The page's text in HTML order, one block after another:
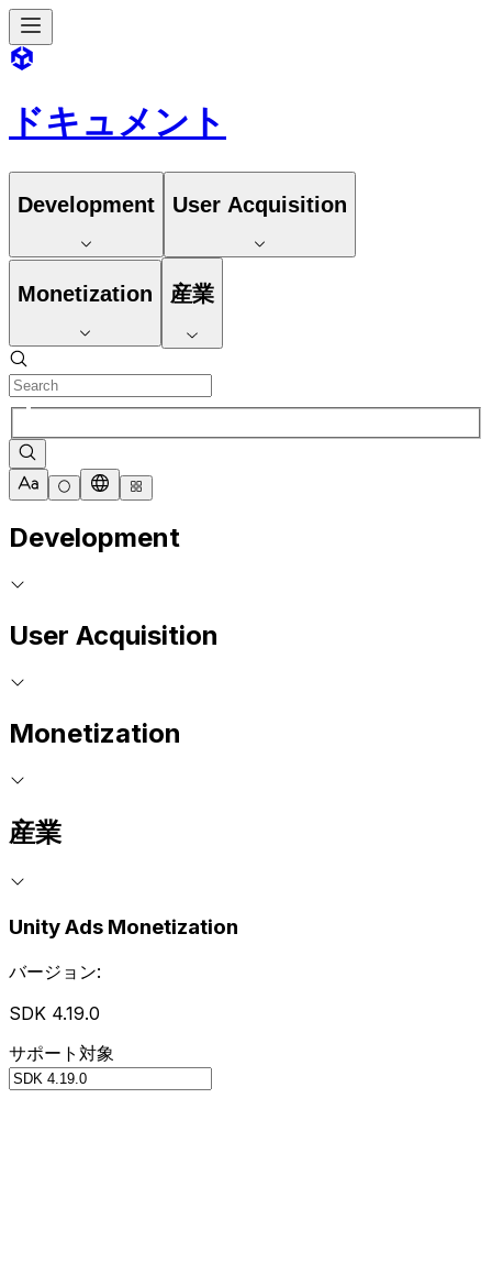
ドキュメント
Development User Acquisition
Monetization 産業
Development
User Acquisition
Monetization
産業
Unity Ads Monetization
バージョン:
SDK 4.19.0
サポート対象